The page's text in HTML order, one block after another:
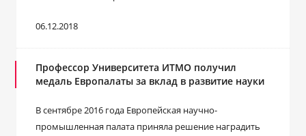
06.12.2018
Профессор Университета ИТМО получил
медаль Европалаты за вклад в развитие науки
В сентябре 2016 года Европейская научно-
промышленная палата приняла решение наградить